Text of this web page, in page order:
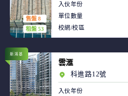
售盤 8
租盤 53
入伙年份
單位數量
校網/校區
新鴻基
雲滙
科進路12號
入伙年份